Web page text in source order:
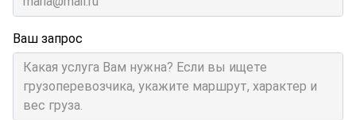
Ваш запрос